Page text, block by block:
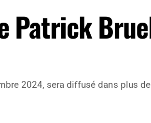
Patrick
2024, sera diffusé dans plus